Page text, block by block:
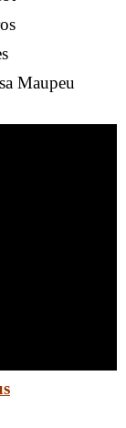
Maupeu